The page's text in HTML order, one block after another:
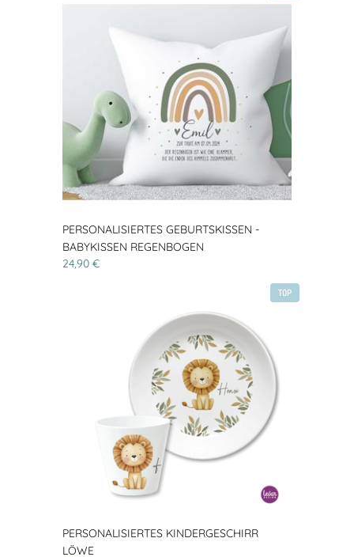
PERSONALISIERTES GEBURTSKISSEN -
BABYKISSEN REGENBOGEN
24,90 €
TOP
PERSONALISIERTES KINDERGESCHIRR
LÖWE